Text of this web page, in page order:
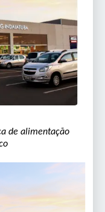
de alimentação